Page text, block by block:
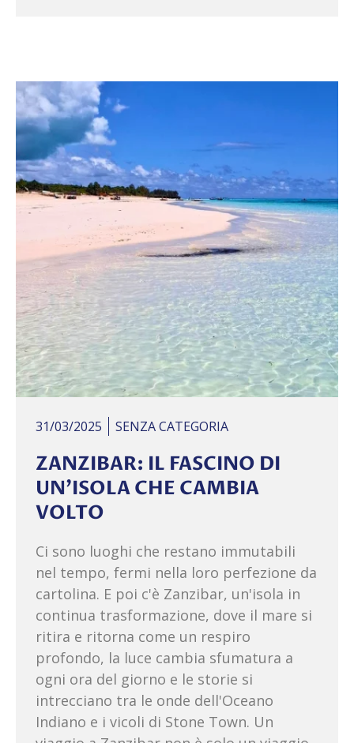
31/03/2025 SENZA CATEGORIA
ZANZIBAR: IL FASCINO DI
UN’ISOLA CHE CAMBIA
VOLTO
Ci sono luoghi che restano immutabili
nel tempo, fermi nella loro perfezione da
cartolina. E poi c'è Zanzibar, un'isola in
continua trasformazione, dove il mare si
ritira e ritorna come un respiro
profondo, la luce cambia sfumatura a
ogni ora del giorno e le storie si
intrecciano tra le onde dell'Oceano
Indiano e i vicoli di Stone Town. Un